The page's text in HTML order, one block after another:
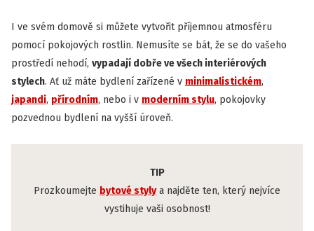
I ve svém domově si můžete vytvořit příjemnou atmosféru
pomocí pokojových rostlin. Nemusíte se bát, že se do vašeho
prostředí nehodí, vypadají dobře ve všech interiérových
stylech. Ať už máte bydlení zařízené v minimalistickém,
japandi, přírodním, nebo i v moderním stylu, pokojovky
pozvednou bydlení na vyšší úroveň.
TIP
Prozkoumejte bytové stylya najděte ten, který nejvíce
vystihuje vaši osobnost!